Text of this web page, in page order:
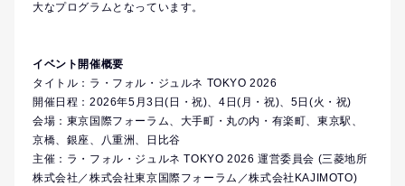
大なプログラムとなっています。
イベント開催概要
タイトル：ラ・フォル・ジュルネ TOKYO 2026
開催日程：2026年5月3日(日・祝)、4日(月・祝)、5日(火・祝)
会場：東京国際フォーラム、大手町・丸の内・有楽町、東京駅、
京橋、銀座、八重洲、日比谷
主催：ラ・フォル・ジュルネ TOKYO 2026 運営委員会 (三菱地所
株式会社／株式会社東京国際フォーラム／株式会社KAJIMOTO)